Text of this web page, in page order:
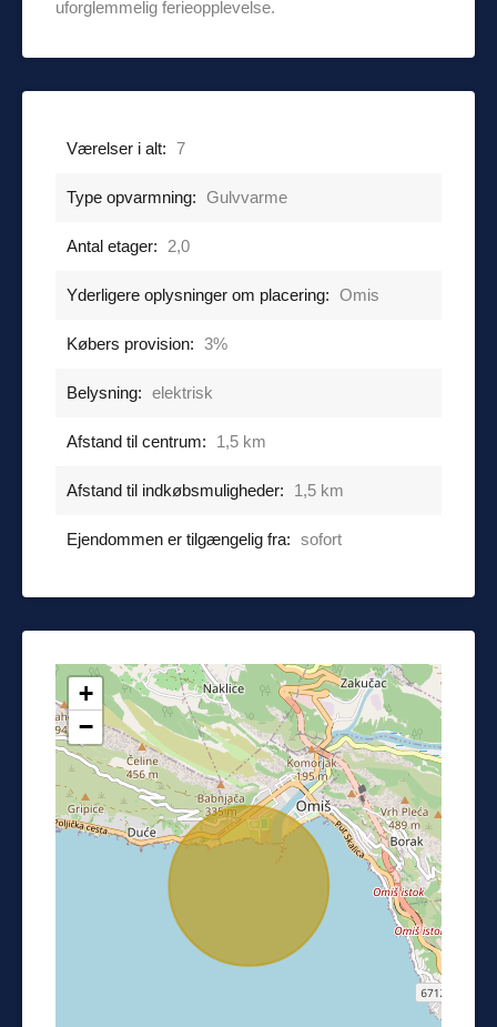
uforglemmelig ferieopplevelse.
Værelser i alt: 7
Type opvarmning: Gulvvarme
Antal etager: 2,0
Yderligere oplysninger om placering: Omis
Købers provision: 3%
Belysning: elektrisk
Afstand til centrum: 1,5 km
Afstand til indkøbsmuligheder: 1,5 km
Ejendommen er tilgængelig fra: sofort
+
−